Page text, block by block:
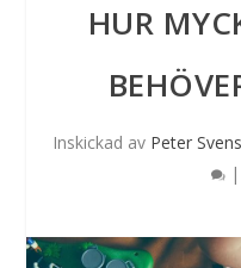
HUR
Inskickad av Peter
|